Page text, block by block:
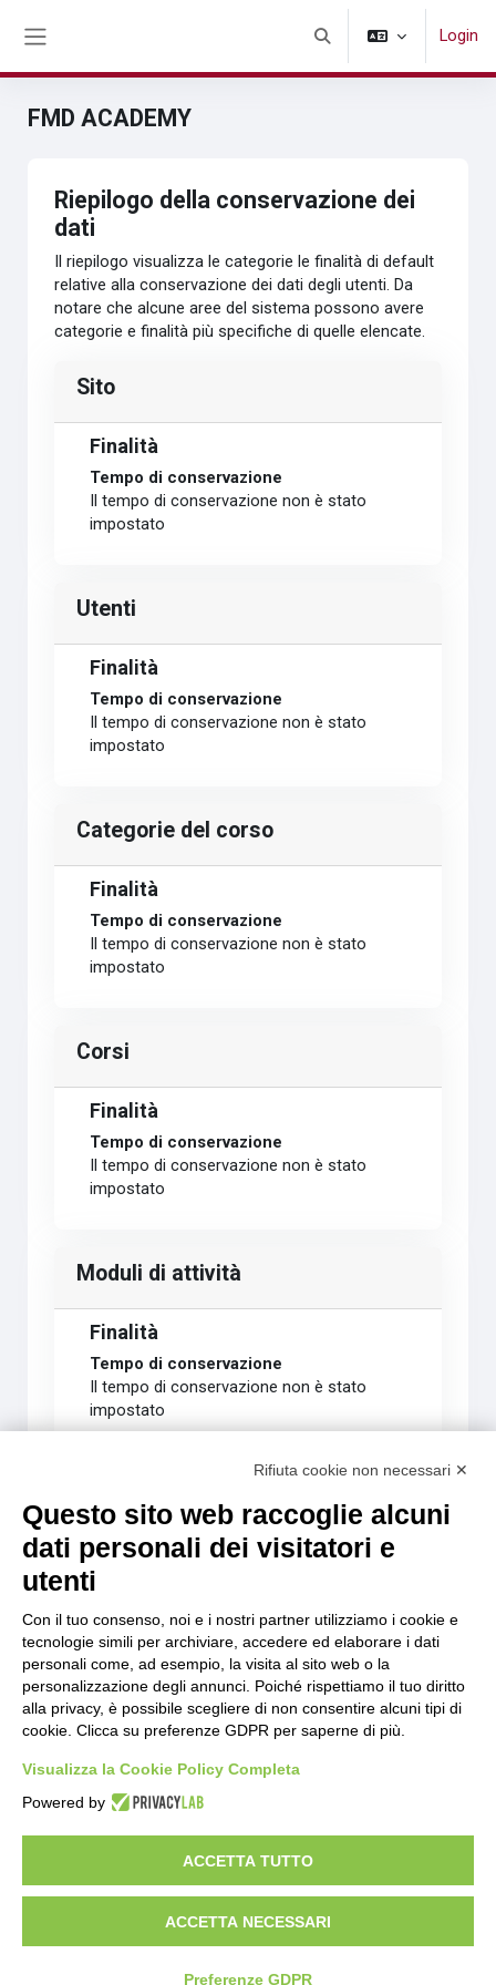
Attiva/disattiva input di
Login
FMD ACADEMY
Riepilogo della conservazione dei
dati
Il riepilogo visualizza le categorie le finalità di default
relative alla conservazione dei dati degli utenti. Da
notare che alcune aree del sistema possono avere
categorie e finalità più specifiche di quelle elencate.
Sito
Finalità
Tempo di conservazione
Il tempo di conservazione non è stato
impostato
Utenti
Finalità
Tempo di conservazione
Il tempo di conservazione non è stato
impostato
Categorie del corso
Finalità
Tempo di conservazione
Il tempo di conservazione non è stato
impostato
Corsi
Finalità
Tempo di conservazione
Il tempo di conservazione non è stato
impostato
Moduli di attività
Finalità
Tempo di conservazione
Il tempo di conservazione non è stato
impostato
Finalità
impostato
Rifiuta cookie non necessari ✕
Questo sito web raccoglie alcuni
dati personali dei visitatori e
utenti
Con il tuo consenso, noi e i nostri partner utilizziamo i cookie e
tecnologie simili per archiviare, accedere ed elaborare i dati
personali come, ad esempio, la visita al sito web o la
personalizzazione degli annunci. Poiché rispettiamo il tuo diritto
alla privacy, è possibile scegliere di non consentire alcuni tipi di
cookie. Clicca su preferenze GDPR per saperne di più.
Visualizza la Cookie Policy Completa
Powered by
ACCETTA TUTTO
ACCETTA NECESSARI
Preferenze GDPR